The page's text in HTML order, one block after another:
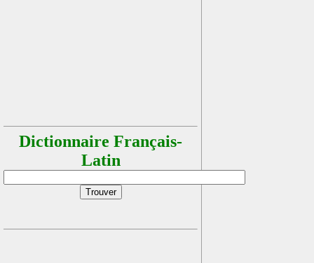
Dictionnaire Français-
Latin